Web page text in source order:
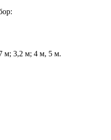
м; 3,2 м; 4 м, 5 м.